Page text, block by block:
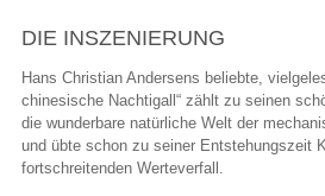
DIE INSZENIERUNG
Hans Christian Andersens beliebte,
chinesische Nachtigall“ zählt zu seinen
die wunderbare natürliche Welt der
und übte schon zu seiner Entstehungszeit
fortschreitenden Werteverfall.